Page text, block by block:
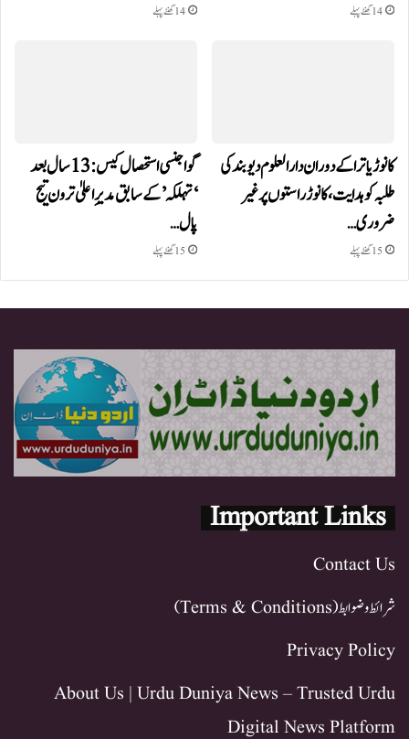
14 گھنٹے پہلے 14 گھنٹے پہلے
کانوڑ یاترا کے دوران دارالعلوم دیوبند کی
طلبہ کو ہدایت، کانوڑ راستوں پر غیر
ضروری…
15 گھنٹے پہلے
گوا جنسی استحصال کیس: 13 سال بعد
‘تہلکہ’ کے سابق مدیرِ اعلیٰ ترون تیج
پال…
15 گھنٹے پہلے
Important Links
Contact Us
شرائط و ضوابط (Terms & Conditions)
Privacy Policy
About Us | Urdu Duniya News – Trusted Urdu
Digital News Platform